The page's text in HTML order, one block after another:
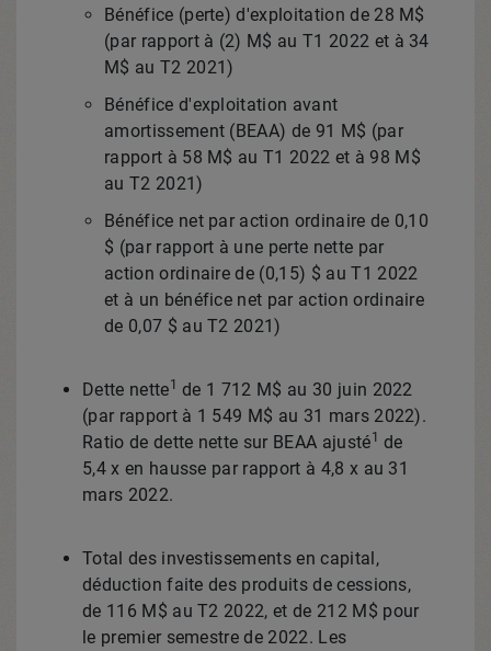
Bénéfice (perte) d'exploitation de 28 M$
(par rapport à (2) M$ au T1 2022 et à 34
M$ au T2 2021)
Bénéfice d'exploitation avant
amortissement (BEAA) de 91 M$ (par
rapport à 58 M$ au T1 2022 et à 98 M$
au T2 2021)
Bénéfice net par action ordinaire de 0,10
$ (par rapport à une perte nette par
action ordinaire de (0,15) $ au T1 2022
et à un bénéfice net par action ordinaire
de 0,07 $ au T2 2021)
Dette nette1 de 1 712 M$ au 30 juin 2022
(par rapport à 1 549 M$ au 31 mars 2022).
Ratio de dette nette sur BEAA ajusté1 de
5,4 x en hausse par rapport à 4,8 x au 31
mars 2022.
Total des investissements en capital,
déduction faite des produits de cessions,
de 116 M$ au T2 2022, et de 212 M$ pour
le premier semestre de 2022. Les